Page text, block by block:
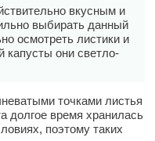
вкусным и
выбирать данный
осмотреть листики и
капусты они светло-
точками листья
долгое время хранилась
поэтому таких